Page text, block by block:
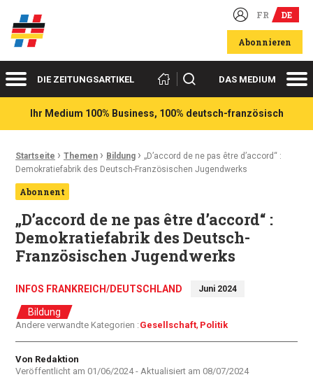
Deutsch-französische Wirtschaftsakteure FR DE
Abonnieren
MenüDIE ZEITUNGSARTIKEL Suchen DAS MEDIUM
Ihr Medium 100% Business, 100% deutsch-französisch
Ariadnefaden:
Startseite › Themen › Bildung › „D’accord de ne pas être d’accord“ :
Demokratiefabrik des Deutsch-Französischen Jugendwerks
Abonnent
„D’accord de ne pas être d’accord“ :
Demokratiefabrik des Deutsch-
Französischen Jugendwerks
INFOS FRANKREICH/DEUTSCHLAND Juni 2024
Bildung
Andere verwandte Kategorien : Gesellschaft Politik
Autor
Von Redaktion
Veröffentlicht am 01/06/2024- Aktualisiert am 08/07/2024